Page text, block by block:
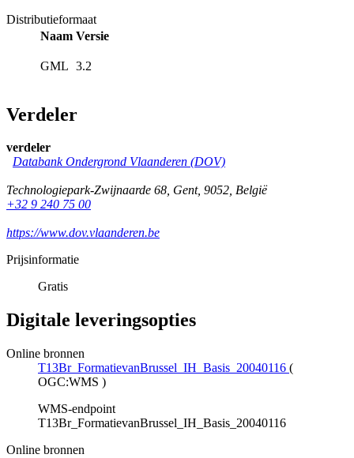
Distributieformaat
Naam Versie
GML 3.2
Verdeler
verdeler
Databank Ondergrond Vlaanderen (DOV)
Technologiepark-Zwijnaarde 68, Gent, 9052, België
+32 9 240 75 00
https://www.dov.vlaanderen.be
Prijsinformatie
Gratis
Digitale leveringsopties
Online bronnen
T13Br_FormatievanBrussel_IH_Basis_20040116 (
OGC:WMS )
WMS-endpoint
T13Br_FormatievanBrussel_IH_Basis_20040116
Online bronnen